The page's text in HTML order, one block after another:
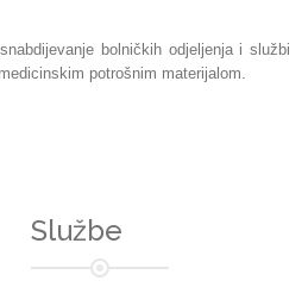
bolničkih odjeljenja i službi
potrošnim materijalom.
Službe